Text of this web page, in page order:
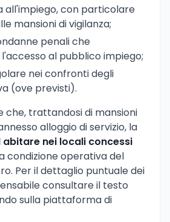
all'impiego, con particolare
mansioni di vigilanza;
penali che
al pubblico impiego;
nei confronti degli
(ove previsti).
che, trattandosi di mansioni
alloggio di servizio, la
nei locali concessi
condizione operativa del
Per il dettaglio puntuale dei
consultare il testo
sulla piattaforma di